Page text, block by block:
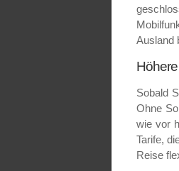
Ausland
Sobald
Ohne
wie vor
Tarife,
Reise